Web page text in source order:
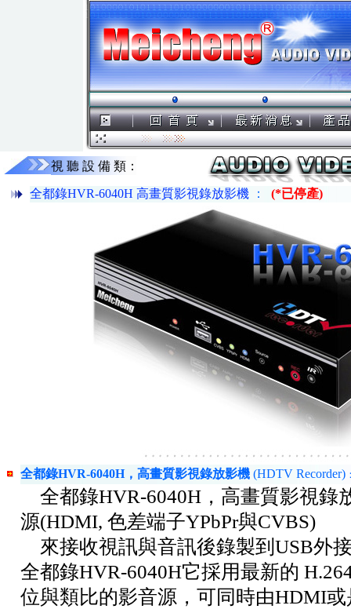
視 聽 設 備 類：
全都錄HVR-6040H 高畫質影視錄放影機 ： (*已停產)
全都錄HVR-6040H，高畫質影視錄放影機 (HDTV Recorder)
全都錄HVR-6040H，高畫質影視錄
源(HDMI, 色差端子YPbPr與CVBS)
來接收視訊與音訊後錄製到USB外
全都錄HVR-6040H它採用最新的
位與類比的影音源，可同時由HDMI